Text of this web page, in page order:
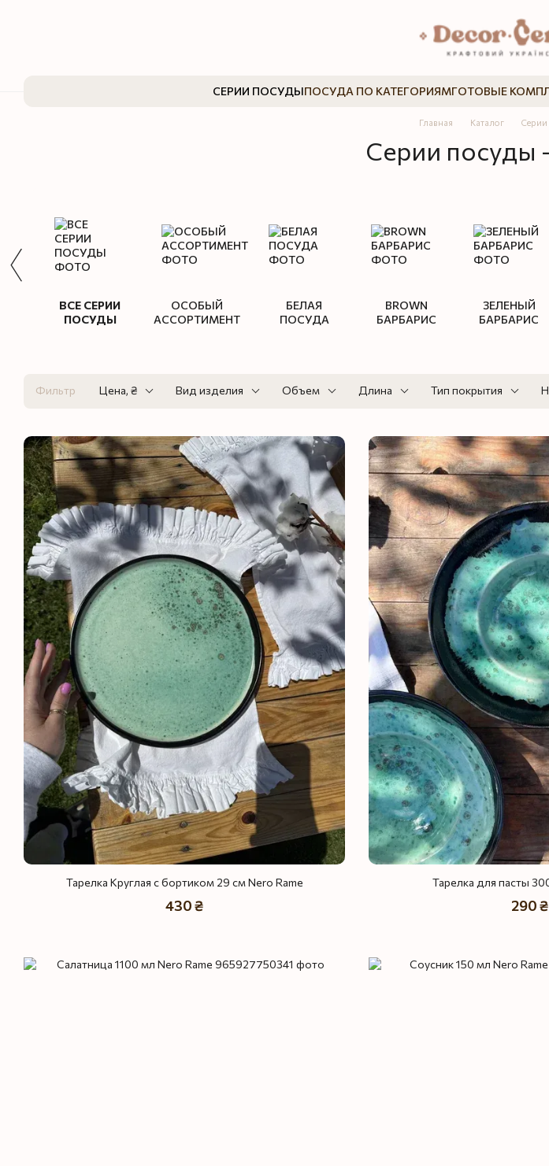
СЕРИИ ПОСУДЫПОСУДА ПО КАТЕГОРИЯМГОТОВЫЕ
Главная Каталог Серии
Серии посуды
ВСЕ СЕРИИ
ПОСУДЫ
ОСОБЫЙ
АССОРТИМЕНТ
БЕЛАЯ
ПОСУДА
BROWN
БАРБАРИС
ЗЕЛЕНЫЙ
БАРБАРИС
Фильтр Цена, ₴ Вид изделия Объем Длина Тип покрытия
Тарелка Круглая с бортиком 29 см Nero Rame
430 ₴
Тарелка для пасты
290 ₴